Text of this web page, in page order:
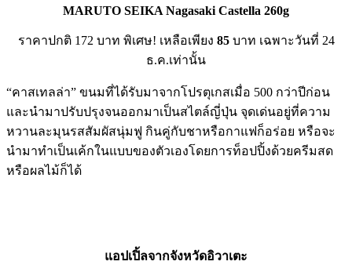
MARUTO SEIKA Nagasaki Castella 260g
ราคาปกติ 172 บาท พิเศษ! เหลือเพียง 85บาท เฉพาะวันที่ 24
ธ.ค.เท่านั้น
“คาสเทลล่า” ขนมที่ได้รับมาจากโปรตุเกสเมื่อ 500 กว่าปีก่อน
และนำมาปรับปรุงจนออกมาเป็นสไตล์ญี่ปุ่น จุดเด่นอยู่ที่ความ
หวานละมุนรสสัมผัสนุ่มฟู กินคู่กับชาหรือกาแฟก็อร่อย หรือจะ
นำมาทำเป็นเค้กในแบบของตัวเองโดยการท็อปปิ้งด้วยครีมสด
หรือผลไม้ก็ได้
แอปเปิ้ลจากจังหวัดอิวาเตะ